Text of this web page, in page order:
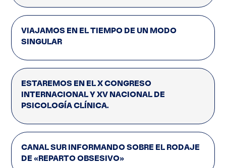
VIAJAMOS EN EL TIEMPO DE UN MODO
SINGULAR
ESTAREMOS EN EL X CONGRESO
INTERNACIONAL Y XV NACIONAL DE
PSICOLOGÍA CLÍNICA.
CANAL SUR INFORMANDO SOBRE EL RODAJE
DE «REPARTO OBSESIVO»